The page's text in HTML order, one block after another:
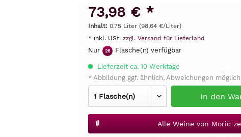
73,98 € *
Inhalt: 0.75 Liter (98,64 €/Liter)
* inkl. USt. zzgl. Versand für Lieferland
Nur 26 Flasche(n) verfügbar
Lieferzeit ca. 10 Werktage
* Abbildung ggf. ähnlich, Abweichungen
In den
Alle Weine von Moric